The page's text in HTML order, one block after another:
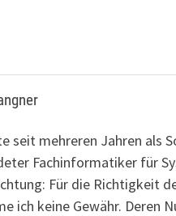
seit mehreren Jahren als
Fachinformatiker für
Für die Richtigkeit
ich keine Gewähr. Deren